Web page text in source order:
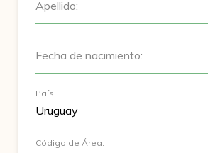
Apellido:
Fecha de nacimiento:
País:
Código de Área: